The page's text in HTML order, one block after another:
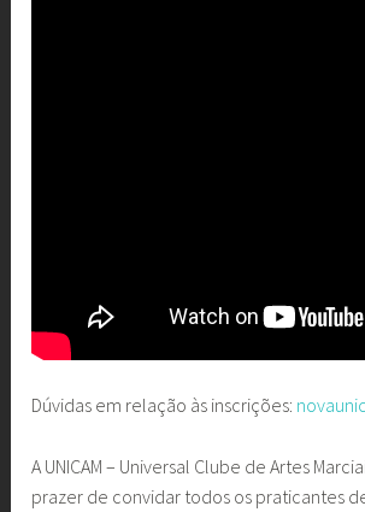
Dúvidas em relação às inscrições:
A UNICAM – Universal Clube de Artes
prazer de convidar todos os praticantes